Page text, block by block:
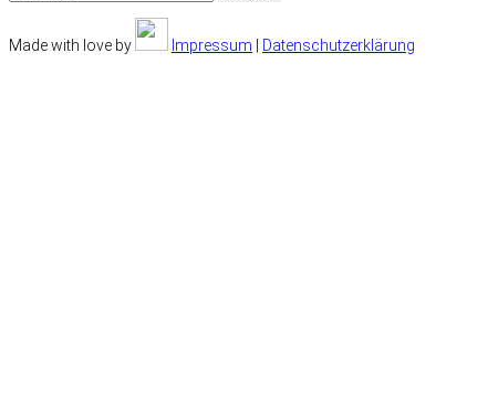
Made with love by Impressum | Datenschutzerklärung